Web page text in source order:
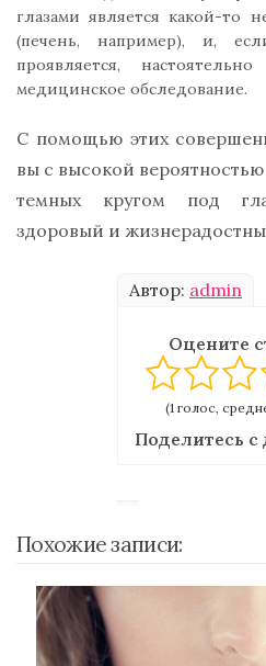
глазами является какой-то
(печень, например), и,
проявляется,
медицинское обследование.
С помощью этих
вы с высокой
темных кругом под
здоровый и
Автор: admin
Оцените
(1 голос,
Поделитесь с
Похожие записи: